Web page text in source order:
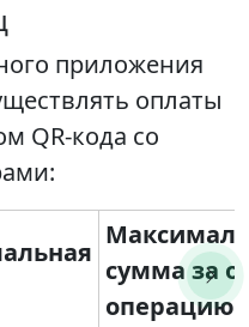
приложения
оплаты
QR-кода со
сумма за
операцию